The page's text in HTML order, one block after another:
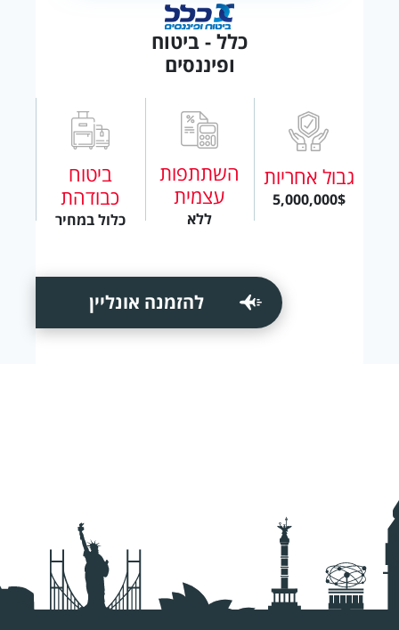
כלל - ביטוח
ופיננסים
גבול אחריות
5,000,000$
השתתפות
עצמית
ללא
ביטוח
כבודהת
כלול במחיר
להזמנה אונליין